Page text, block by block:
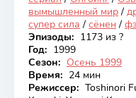
вымышленный мир /
супер сила / сёнен /
Эпизоды: 1173 из ?
Год: 1999
Сезон: Осень 1999
Время: 24 мин
Режиссер: Toshinori